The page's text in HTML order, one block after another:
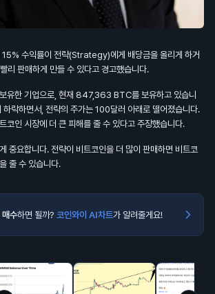
수익률이 전략(Strategy)에게 배당금을 올리게 하거
리 판매하게 만들 수 있다고 경고했습니다.
유한 기업으로, 현재 847,363 BTC를 보유하고 있습니
하락하면서, 전략의 주가는 100달러 아래로 떨어졌습니다.
코인 시장에 더 큰 피해를 줄 수 있다고 주장했습니다.
중요합니다. 전략이 비트코인을 더 많이 판매하면 비트코
줄 수 있습니다.
매수하면 될까? 코인와이 AI차트가 알려줄게요!